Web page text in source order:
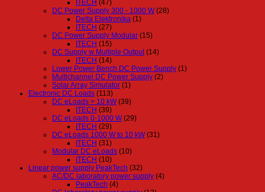
ITECH (47)
DC Power Supply 300 - 1000 W (28)
Delta Elektronika (1)
ITECH (27)
DC Power Supply Modular (15)
ITECH (15)
DC Supply w Multiple Output (14)
ITECH (14)
Lower Power Bench DC Power Supply (1)
Multichannel DC Power Supply (2)
Solar Array Simulator (1)
Electronic DC Loads (113)
DC eLoads > 10 kW (39)
ITECH (39)
DC eLoads 0-1000 W (29)
ITECH (29)
DC eLoads 1000 W to 10 kW (31)
ITECH (31)
Modular DC eLoads (10)
ITECH (10)
Linear power supply PeakTech (32)
AC/DC laboratory power supply (4)
PeakTech (4)